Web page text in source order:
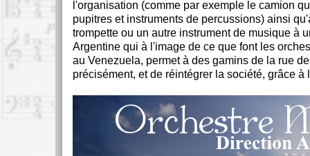
l'organisation (comme par exemple le camion
pupitres et instruments de percussions) ainsi
trompette ou un autre instrument de musique à
Argentine qui à l'image de ce que font les
au Venezuela, permet à des gamins de la rue
précisément, et de réintégrer la société, grâce à